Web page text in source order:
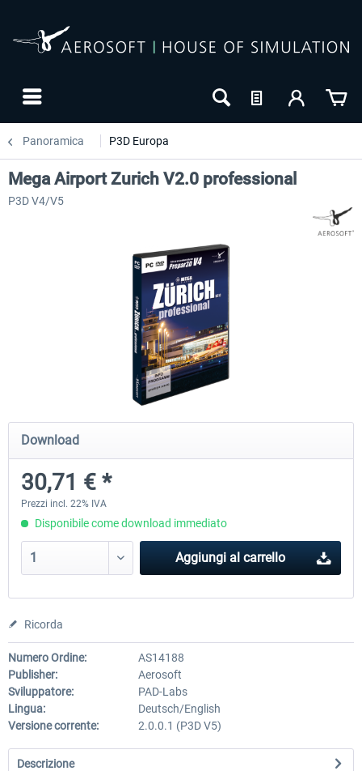
Panoramica P3D Europa
Hamburg-Finkenwerder
12,20 € *
Madeira X Evolution
Mega Airport Zurich V2.0 professional
P3D V4/V5
Download
30,71 € *
Prezzi incl. 22% IVA
Disponibile come download immediato
Aggiungi al carrello
Ricorda
Numero Ordine:
AS14188
Publisher:
Aerosoft
Sviluppatore:
PAD-Labs
Lingua:
Deutsch/English
Versione corrente:
2.0.0.1 (P3D V5)
Descrizione